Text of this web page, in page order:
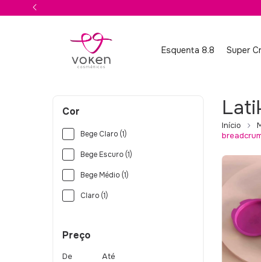
Esquenta 8.8 Super
Cor
Bege Claro (1)
Bege Escuro (1)
Bege Médio (1)
Claro (1)
Preço
De Até
Início